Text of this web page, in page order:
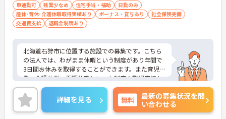
車通勤可 残業少なめ 住宅手当・補助
日勤のみ
産休･育休･介護休暇取得実績あり
ボーナス・賞与あり
社会保険完備
交通費支給
退職金制度あり
北海道石狩市に位置する施設での募集です。こちら
の法人では、わがまま休暇という制度があり年間で
3日間お休みを取得することができます。また育児休
業、介護休業、看護休暇といった制度の取得実績も
あり、様々な事情を抱えた方が安心して働き続ける
ことができる環境です。ご興味のある方には面接の
ポイントをお伝えしますので、お気軽にお問い合わ
せください。
詳細を見る 無料
最新の募集状況を問
い合わせる